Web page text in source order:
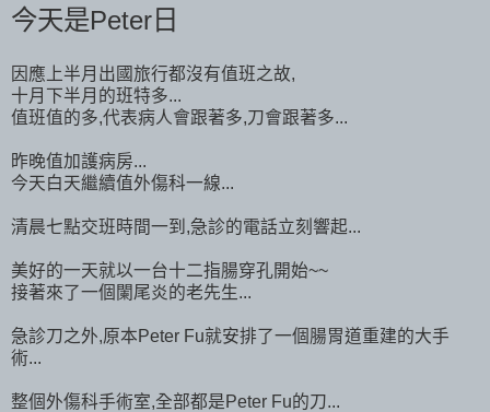
今天是Peter日
因應上半月出國旅行都沒有值班之故,
十月下半月的班特多...
值班值的多,代表病人會跟著多,刀會跟著多...
昨晚值加護病房...
今天白天繼續值外傷科一線...
清晨七點交班時間一到,急診的電話立刻響起...
美好的一天就以一台十二指腸穿孔開始~~
接著來了一個闌尾炎的老先生...
急診刀之外,原本Peter Fu就安排了一個腸胃道重建的大手
術...
整個外傷科手術室,全部都是Peter Fu的刀...